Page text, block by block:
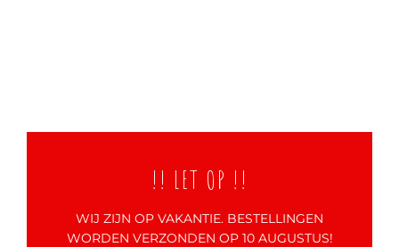
!! LET OP !!
WIJ ZIJN OP VAKANTIE. BESTELLINGEN
WORDEN VERZONDEN OP 10 AUGUSTUS!